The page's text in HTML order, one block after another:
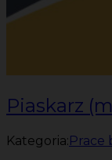
Piaskarz
Kategoria: Prace